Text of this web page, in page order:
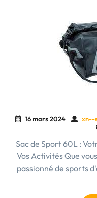
16 mars 2024 xn--
Sac de Sport 60L :
Vos Activités Que
passionné de sports